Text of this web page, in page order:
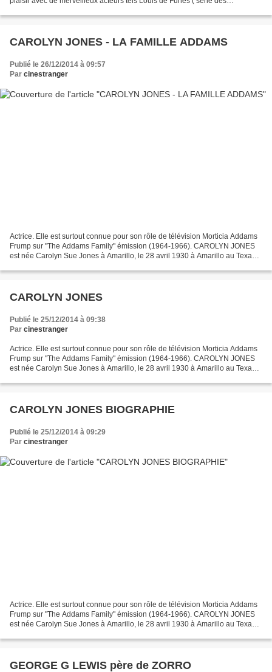
CAROLYN JONES - LA FAMILLE ADDAMS
Publié le 26/12/2014 à 09:57
Par cinestranger
Actrice. Elle est surtout connue pour son rôle de télévision Morticia Addams
Frump sur "The Addams Family" émission (1964-1966). CAROLYN JONES
est née Carolyn Sue Jones à Amarillo, le 28 avril 1930 à Amarillo au Texas
CAROLYN JONES
Publié le 25/12/2014 à 09:38
Par cinestranger
Actrice. Elle est surtout connue pour son rôle de télévision Morticia Addams
Frump sur "The Addams Family" émission (1964-1966). CAROLYN JONES
est née Carolyn Sue Jones à Amarillo, le 28 avril 1930 à Amarillo au Texas
CAROLYN JONES BIOGRAPHIE
Publié le 25/12/2014 à 09:29
Par cinestranger
Actrice. Elle est surtout connue pour son rôle de télévision Morticia Addams
Frump sur "The Addams Family" émission (1964-1966). CAROLYN JONES
est née Carolyn Sue Jones à Amarillo, le 28 avril 1930 à Amarillo au Texas
GEORGE G LEWIS père de ZORRO